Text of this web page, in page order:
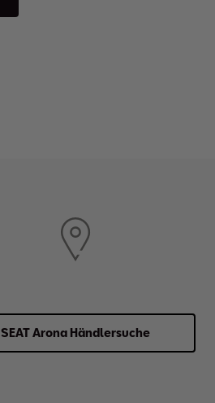
SEAT Arona Händlersuche